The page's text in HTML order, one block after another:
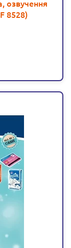
озвучення
8528)